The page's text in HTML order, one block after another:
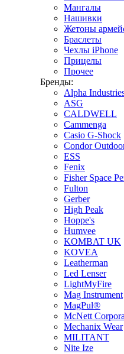
Мангалы
Нашивки
Жетоны
Браслеты
Чехлы iPhone
Прицелы
Прочее
Бренды:
Alpha
ASG
CALDWELL
Cammenga
Casio G-Shock
Condor
ESS
Fenix
Fisher Space
Fulton
Gerber
High Peak
Hoppe's
Humvee
KOMBAT UK
KOVEA
Leatherman
Led Lenser
LightMyFire
Mag Instrument
MagPul®
McNett
Mechanix Wear
MILITANT
Nite Ize